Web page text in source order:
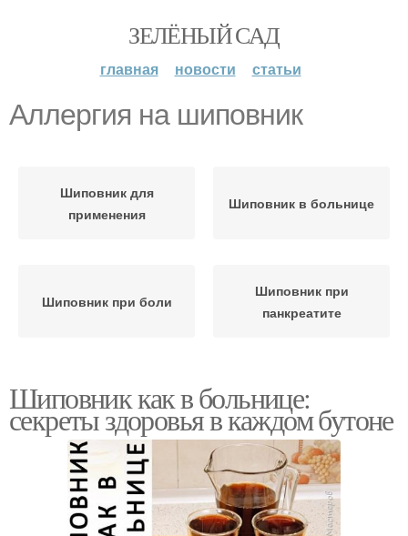
ЗЕЛЁНЫЙ САД
главная новости статьи
Аллергия на шиповник
Шиповник для
применения
Шиповник в больнице
Шиповник при боли
Шиповник при
панкреатите
Шиповник как в больнице:
секреты здоровья в каждом бутоне